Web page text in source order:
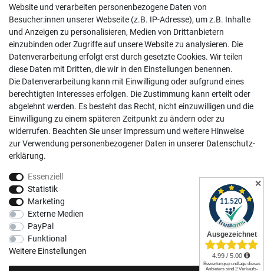
02381 9878909
Mo-Fr, 9:00 - 18:00 Uhr
Sa, 9:00 - 13:00 Uhr
Kundenkonto
Registrieren
Login
Hilfe
Informationen
Impressum
Datenschutzerklärung
AGB
Vertrag widerrufen
Social Media
✕
Website und verarbeiten personenbezogene Daten von
Besucher:innen unserer Webseite (z.B. IP-Adresse), um z.B. Inhalte
und Anzeigen zu personalisieren, Medien von Drittanbietern
einzubinden oder Zugriffe auf unsere Website zu analysieren. Die
Datenverarbeitung erfolgt erst durch gesetzte Cookies. Wir teilen
diese Daten mit Dritten, die wir in den Einstellungen benennen.
Die Datenverarbeitung kann mit Einwilligung oder aufgrund eines
berechtigten Interesses erfolgen. Die Zustimmung kann erteilt oder
abgelehnt werden. Es besteht das Recht, nicht einzuwilligen und die
Einwilligung zu einem späteren Zeitpunkt zu ändern oder zu
widerrufen. Beachten Sie unser Impressum und weitere Hinweise
zur Verwendung personenbezogener Daten in unserer Daten­schutz­
erklärung.
Essenziell
Statistik
Marketing
Externe Medien
PayPal
Funktional
Weitere Einstellungen